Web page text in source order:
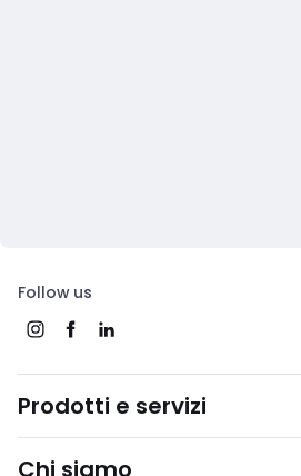
Follow us
Prodotti e servizi
Chi siamo